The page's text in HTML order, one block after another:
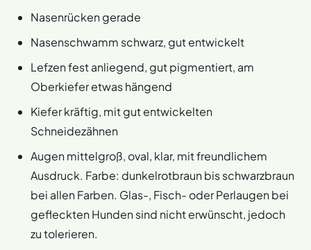
Nasenrücken gerade
Nasenschwamm schwarz, gut entwickelt
Lefzen fest anliegend, gut pigmentiert, am
Oberkiefer etwas hängend
Kiefer kräftig, mit gut entwickelten
Schneidezähnen
Augen mittelgroß, oval, klar, mit freundlichem
Ausdruck. Farbe: dunkelrotbraun bis schwarzbraun
bei allen Farben. Glas-, Fisch- oder Perlaugen bei
gefleckten Hunden sind nicht erwünscht, jedoch
zu tolerieren.